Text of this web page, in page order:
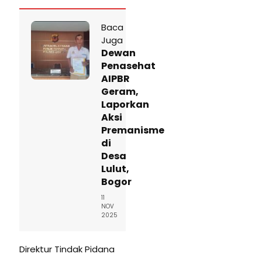
Baca
Juga
Dewan
Penasehat
AIPBR
Geram,
Laporkan
Aksi
Premanisme
di
Desa
Lulut,
Bogor
11
NOV
2025
Direktur Tindak Pidana